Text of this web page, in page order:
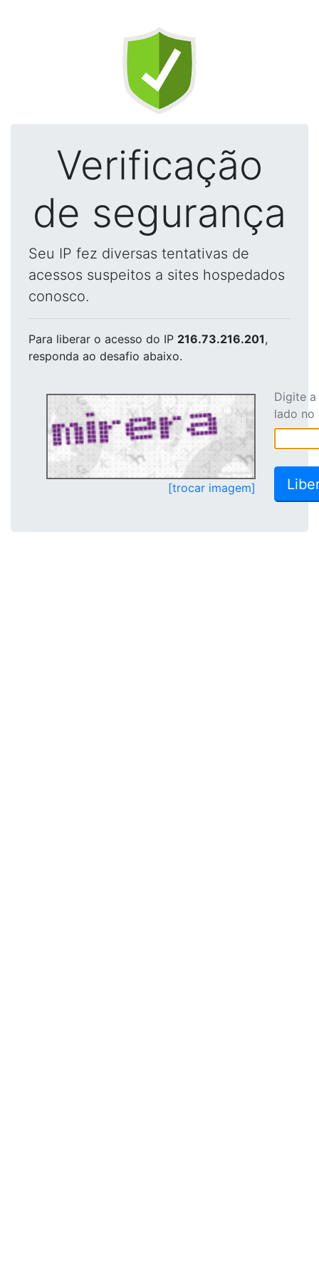
Verificação
de segurança
Seu IP fez diversas tentativas de
acessos suspeitos a sites hospedados
conosco.
Para liberar o acesso do IP 216.73.216.201,
responda ao desafio abaixo.
[trocar imagem]
Digite
lado no